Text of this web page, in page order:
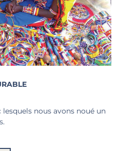
nous avons noué un